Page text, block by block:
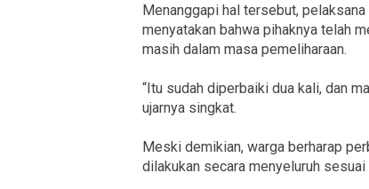
Menanggapi hal tersebut,
menyatakan bahwa pihaknya telah
masih dalam masa pemeliharaan.
“Itu sudah diperbaiki dua kali, dan
ujarnya singkat.
Meski demikian, warga berharap
dilakukan secara menyeluruh